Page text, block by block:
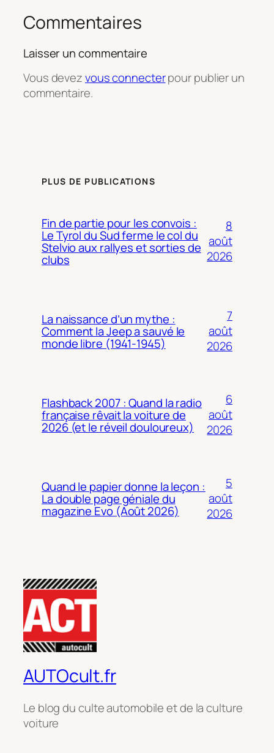
Commentaires
Laisser un commentaire
Vous devezvous connecterpour publier un
commentaire.
PLUS DE PUBLICATIONS
Fin de partie pour les convois :
Le Tyrol du Sud ferme le col du
Stelvio aux rallyes et sorties de
clubs
8
août
2026
La naissance d’un mythe :
Comment la Jeep a sauvé le
monde libre (1941-1945)
7
août
2026
Flashback 2007 : Quand la radio
française rêvait la voiture de
2026 (et le réveil douloureux)
6
août
2026
Quand le papier donne la leçon :
La double page géniale du
magazine Evo (Août 2026)
5
août
2026
AUTOcult.fr
Le blog du culte automobile et de la culture
voiture